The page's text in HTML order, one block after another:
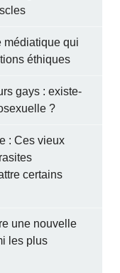
médiatique qui
éthiques
gays : existe-
?
: Ces vieux
certains
une nouvelle
les plus